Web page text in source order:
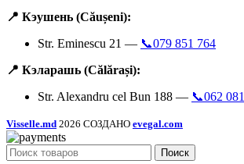
📍 Кэушень (Căușeni):
Str. Eminescu 21 — 📞079 851 764
📍 Кэларашь (Călărași):
Str. Alexandru cel Bun 188 — 📞062
Visselle.md 2026 СОЗДАНО evegal.com
Поиск